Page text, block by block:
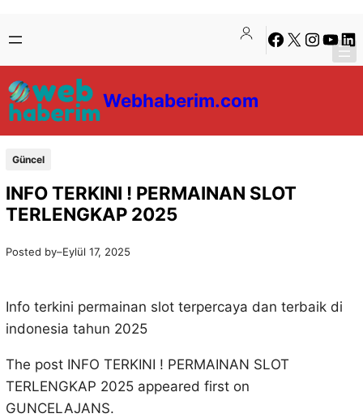
geç
to
content
Facebook
X Instagram
Webhaberim.com
Güncel
INFO TERKINI ! PERMAINAN SLOT
TERLENGKAP 2025
Posted by–Eylül 17, 2025
Info terkini permainan slot terpercaya dan terbaik di
indonesia tahun 2025
The post INFO TERKINI ! PERMAINAN SLOT
TERLENGKAP 2025 appeared first on
GUNCELAJANS.